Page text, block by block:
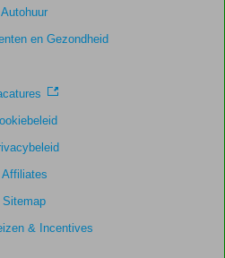
Autohuur
en Gezondheid
Affiliates
Sitemap
& Incentives